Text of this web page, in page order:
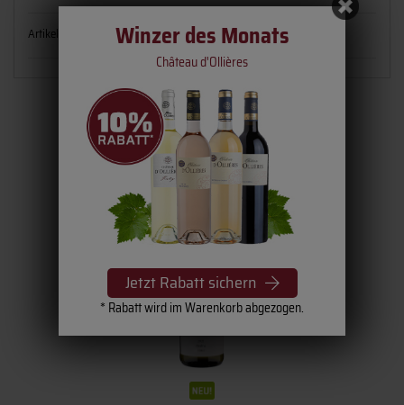
Winzer des Monats
Château d'Ollières
Jetzt Rabatt sichern
* Rabatt wird im Warenkorb abgezogen.
Artikelnummer: 0159-21
Dieser Artikel besteht aus